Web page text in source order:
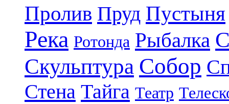
Пролив Пруд Пустыня
Река Ротонда Рыбалка
Скульптура Собор
Стена Тайга Театр